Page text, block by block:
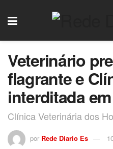
Veterinário
flagrante e
interditada
Clínica Veterinária dos
por Rede Diario Es